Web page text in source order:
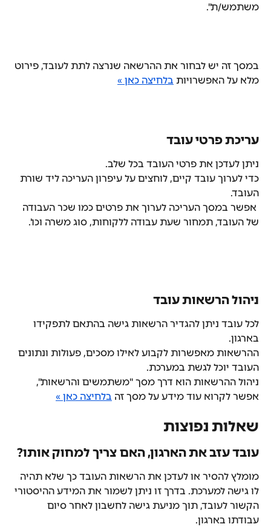
משתמש/ת".
במסך זה יש לבחור את ההרשאה שנרצה לתת לעובד, פירוט
מלא על האפשרויות בלחיצה כאן »
עריכת פרטי עובד
ניתן לעדכן את פרטי העובד בכל שלב.
כדי לערוך עובד קיים, לוחצים על עיפרון העריכה ליד שורת
העובד.
אפשר במסך העריכה לערוך את פרטים כמו שכר העבודה
של העובד, תמחור שעת עבודה ללקוחות, סוג משרה וכו'.
ניהול הרשאות עובד
לכל עובד ניתן להגדיר הרשאות גישה בהתאם לתפקידו
בארגון.
ההרשאות מאפשרות לקבוע לאילו מסכים, פעולות ונתונים
העובד יוכל לגשת במערכת.
ניהול ההרשאות הוא דרך מסך "משתמשים והרשאות",
אפשר לקרוא עוד מידע על מסך זה בלחיצה כאן »
שאלות נפוצות
עובד עזב את הארגון, האם צריך למחוק אותו?
מומלץ להסיר או לעדכן את הרשאות העובד כך שלא תהיה
לו גישה למערכת. בדרך זו ניתן לשמור את המידע ההיסטורי
הקשור לעובד, תוך מניעת גישה לחשבון לאחר סיום
עבודתו בארגון.